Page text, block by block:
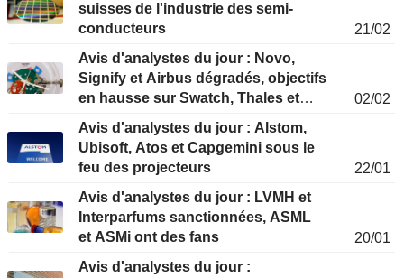
suisses de l'industrie des semi-
conducteurs
21/02
Avis d'analystes du jour : Novo,
Signify et Airbus dégradés, objectifs
en hausse sur Swatch, Thales et
02/02
Avis d'analystes du jour : Alstom,
Ubisoft, Atos et Capgemini sous le
feu des projecteurs
22/01
Avis d'analystes du jour : LVMH et
Interparfums sanctionnées, ASML
et ASMi ont des fans
20/01
Avis d'analystes du jour :